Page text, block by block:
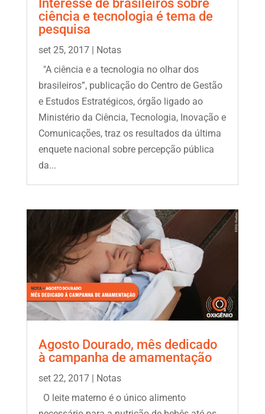
Interesse de brasileiros sobre
ciência e tecnologia é tema de
pesquisa
set 25, 2017| Notas
"A ciência e a tecnologia no olhar dos
brasileiros”, publicação do Centro de Gestão
e Estudos Estratégicos, órgão ligado ao
Ministério da Ciência, Tecnologia, Inovação e
Comunicações, traz os resultados da última
enquete nacional sobre percepção pública
da...
Agosto Dourado, mês dedicado
à campanha de amamentação
set 22, 2017| Notas
O leite materno é o único alimento